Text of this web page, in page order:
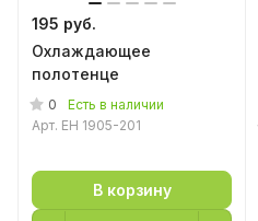
195 руб.
Охлаждающее
полотенце
0
Есть в наличии
Арт. EH 1905-201
В корзину